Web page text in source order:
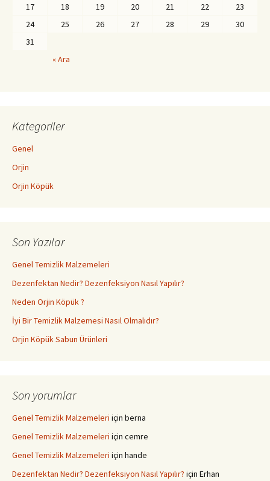
17
18 19 20 21 22
23
24
25 26 27 28 29
30
31
« Ara
Kategoriler
Genel
Orjin
Orjin Köpük
Son Yazılar
Genel Temizlik Malzemeleri
Dezenfektan Nedir? Dezenfeksiyon Nasıl Yapılır?
Neden Orjin Köpük ?
İyi Bir Temizlik Malzemesi Nasıl Olmalıdır?
Orjin Köpük Sabun Ürünleri
Son yorumlar
Genel Temizlik Malzemeleri için berna
Genel Temizlik Malzemeleri için cemre
Genel Temizlik Malzemeleri için hande
Dezenfektan Nedir? Dezenfeksiyon Nasıl Yapılır? için Erhan